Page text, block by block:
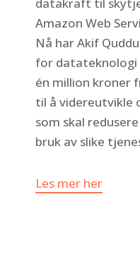
datakraft til
Amazon Web
Nå har Akif
for
én million kroner
til å videreutvikle
som skal
bruk av slike
Les mer her